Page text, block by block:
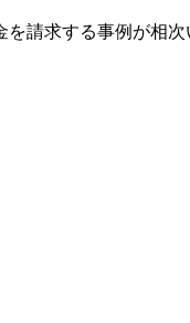
請求する事例が相